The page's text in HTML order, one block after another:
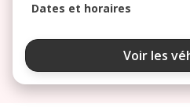
Dates et horaires
ma
Voir les